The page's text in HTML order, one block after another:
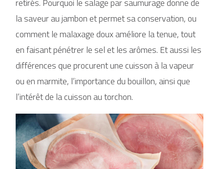
retirés. Pourquoi le salage par saumurage donne de
la saveur au jambon et permet sa conservation, ou
comment le malaxage doux améliore la tenue, tout
en faisant pénétrer le sel et les arômes. Et aussi les
différences que procurent une cuisson à la vapeur
ou en marmite, l’importance du bouillon, ainsi que
l’intérêt de la cuisson au torchon.